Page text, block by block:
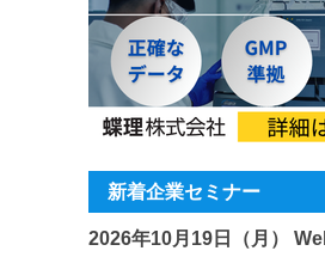
新着企業セミナー
2026年10月19日（月）